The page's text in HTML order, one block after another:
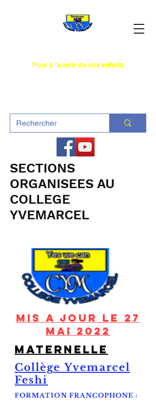
Pour L 'avenir de nos enfants
SECTIONS
ORGANISEES AU
COLLEGE
YVEMARCEL
Mis a jour le 27
Mai 2022
maternelle
Collège Yvemarcel
Feshi
FORMATION FRANCOPHONE :